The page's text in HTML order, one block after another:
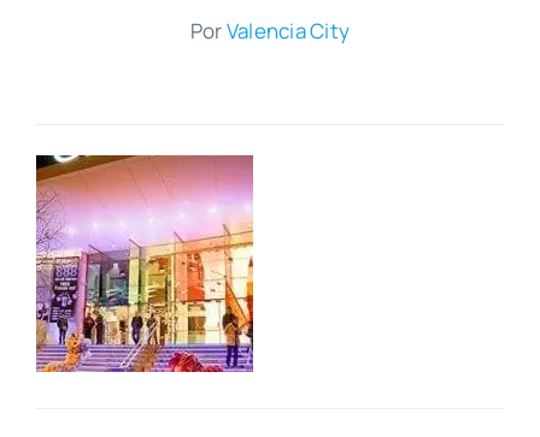
PorValen­cia City